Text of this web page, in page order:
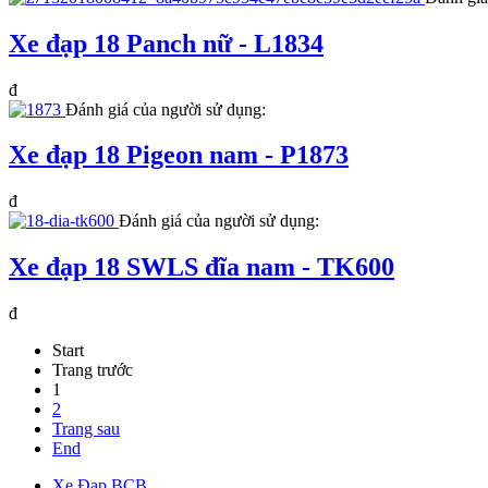
Xe đạp 18 Panch nữ - L1834
đ
Đánh giá của người sử dụng:
Xe đạp 18 Pigeon nam - P1873
đ
Đánh giá của người sử dụng:
Xe đạp 18 SWLS đĩa nam - TK600
đ
Start
Trang trước
1
2
Trang sau
End